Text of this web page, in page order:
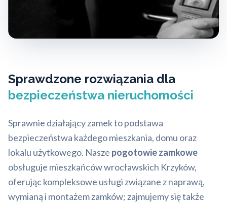
Sprawdzone rozwiązania dla
bezpieczeństwa nieruchomości
Sprawnie działający zamek to podstawa
bezpieczeństwa każdego mieszkania, domu oraz
lokalu użytkowego. Nasze pogotowie zamkowe
obsługuje mieszkańców wrocławskich Krzyków,
oferując kompleksowe usługi związane z naprawą,
wymianą i montażem zamków; zajmujemy się także